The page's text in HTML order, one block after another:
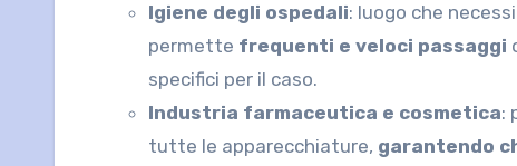
Igiene degli ospedali: luogo che
permette frequenti e veloci passaggi
specifici per il caso.
Industria farmaceutica e cosmetica:
tutte le apparecchiature, garantendo